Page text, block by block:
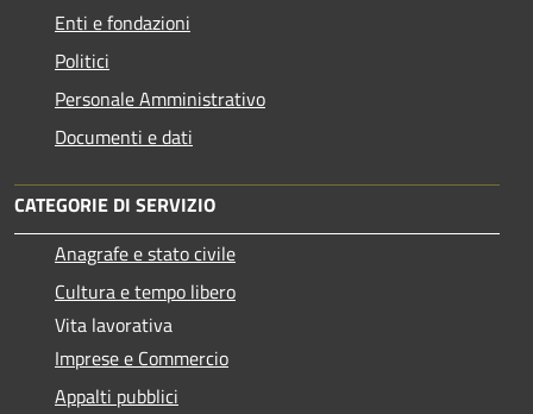
Enti e fondazioni
Politici
Personale Amministrativo
Documenti e dati
CATEGORIE DI SERVIZIO
Anagrafe e stato civile
Cultura e tempo libero
Vita lavorativa
Imprese e Commercio
Appalti pubblici